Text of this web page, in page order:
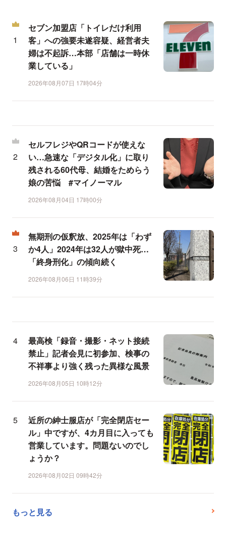
セブン加盟店「トイレだけ利用
客」への強要未遂容疑、経営者夫
婦は不起訴…本部「店舗は一時休
業している」
2026年08月07日 17時04分
セルフレジやQRコードが使えな
い…急速な「デジタル化」に取り
残される60代母、結婚をためらう
娘の苦悩 #マイノーマル
2026年08月04日 17時00分
無期刑の仮釈放、2025年は「わず
か4人」2024年は32人が獄中死…
「終身刑化」の傾向続く
2026年08月06日 11時39分
最高検「録音・撮影・ネット接続
禁止」記者会見に初参加、検事の
不祥事より強く残った異様な風景
2026年08月05日 10時12分
近所の紳士服店が「完全閉店セー
ル」中ですが、4カ月目に入っても
営業しています。問題ないのでし
ょうか？
2026年08月02日 09時42分
もっと見る